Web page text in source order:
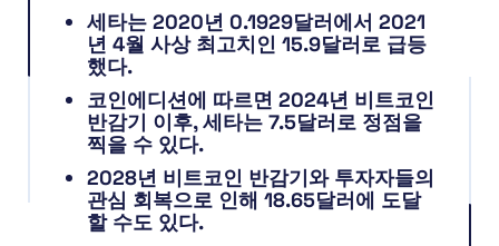
세타는 2020년 0.1929달러에서 2021
년 4월 사상 최고치인 15.9달러로 급등
했다.
코인에디션에 따르면 2024년 비트코인
반감기 이후, 세타는 7.5달러로 정점을
찍을 수 있다.
2028년 비트코인 반감기와 투자자들의
관심 회복으로 인해 18.65달러에 도달
할 수도 있다.